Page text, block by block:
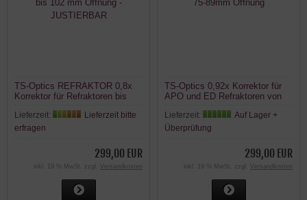
TS-Optics REFRAKTOR 0,8x
Korrektor für Refraktoren bis
JUSTIERBAR
Lieferzeit:
Lieferzeit bitte
erfragen
299,00 EUR
inkl. 19 % MwSt. zzgl. Versandkosten
TS-Optics 0,92x Korrektor für
APO und ED Refraktoren von
Lieferzeit:
Auf Lager +
Überprüfung
299,00 EUR
inkl. 19 % MwSt. zzgl. Versandkosten